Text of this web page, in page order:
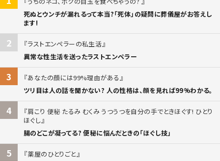
死ぬとウンチが漏れるって本当?「死体」の疑問に葬儀屋がお答えし
ます!
2
ラストエンペラーの私生活
異常な性生活を送ったラストエンペラー
3
あなたの顔には99%理由がある
ツリ目は人の話を聞かない? 人の性格は、顔を見れば99%わかる。
4
肩こり 便秘 たるみ むくみ うつうつを自分の手でときほぐす! ひとり
ほぐし
腸のどこが凝ってる? 便秘に悩んだときの「ほぐし技」
5
薬屋のひとりごと